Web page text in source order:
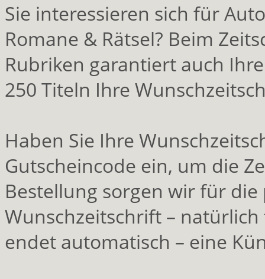
Sie interessieren sich für
Romane & Rätsel? Beim
Rubriken garantiert auch
250 Titeln Ihre
Haben Sie Ihre
Gutscheincode ein, um die
Bestellung sorgen wir für
Wunschzeitschrift –
endet automatisch – eine